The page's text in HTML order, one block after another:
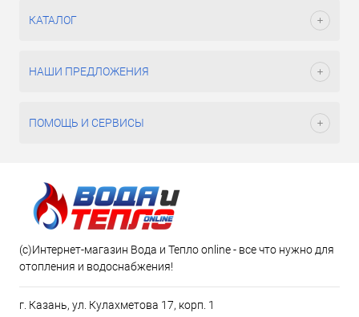
КАТАЛОГ
НАШИ ПРЕДЛОЖЕНИЯ
ПОМОЩЬ И СЕРВИСЫ
(c)Интернет-магазин Вода и Тепло online - все что нужно для
отопления и водоснабжения!
г. Казань, ул. Кулахметова 17, корп. 1